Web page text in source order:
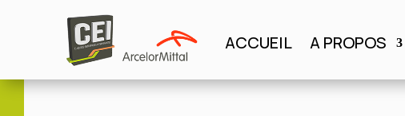
ACCUEIL A PROPOS
ACCUEIL A PROPOS